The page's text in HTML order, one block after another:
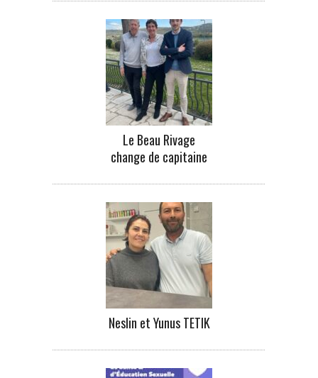
Le Beau Rivage
change de capitaine
Neslin et Yunus TETIK